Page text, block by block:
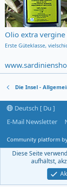
Olio extra
Erste Güteklasse,
Die Insel -
Deutsch [ Du ]
E-Mail Newsletter
Community platform
Diese Seite
aufhältst,